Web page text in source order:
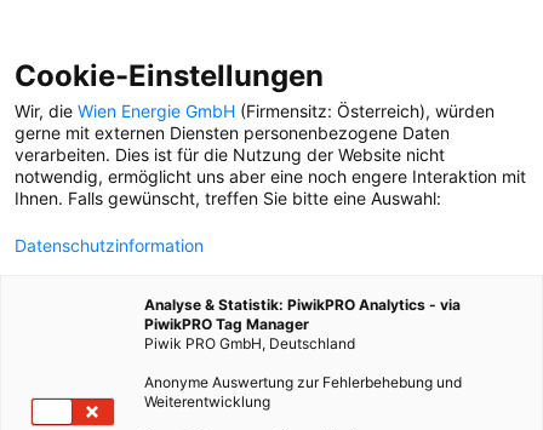
URBAN FARMING
Wiener Bäuer*innen
unsere Stadt mit frischem
Gemüse versorgen.
Cookie-Einstellungen
Wir, die Wien Energie GmbH (Firmensitz: Österreich), würden
gerne mit externen Diensten personenbezogene Daten
verarbeiten. Dies ist für die Nutzung der Website nicht
notwendig, ermöglicht uns aber eine noch engere Interaktion mit
Ihnen. Falls gewünscht, treffen Sie bitte eine Auswahl:
Datenschutzinformation
Analyse & Statistik: PiwikPRO Analytics - via
PiwikPRO Tag Manager
Piwik PRO GmbH, Deutschland
Anonyme Auswertung zur Fehlerbehebung und
Weiterentwicklung